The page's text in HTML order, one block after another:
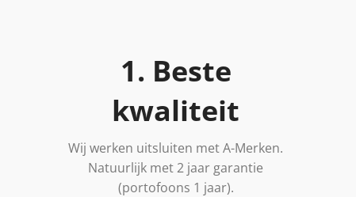
1. Beste
kwaliteit
Wij werken uitsluiten met A-Merken.
Natuurlijk met 2 jaar garantie
(portofoons 1 jaar).